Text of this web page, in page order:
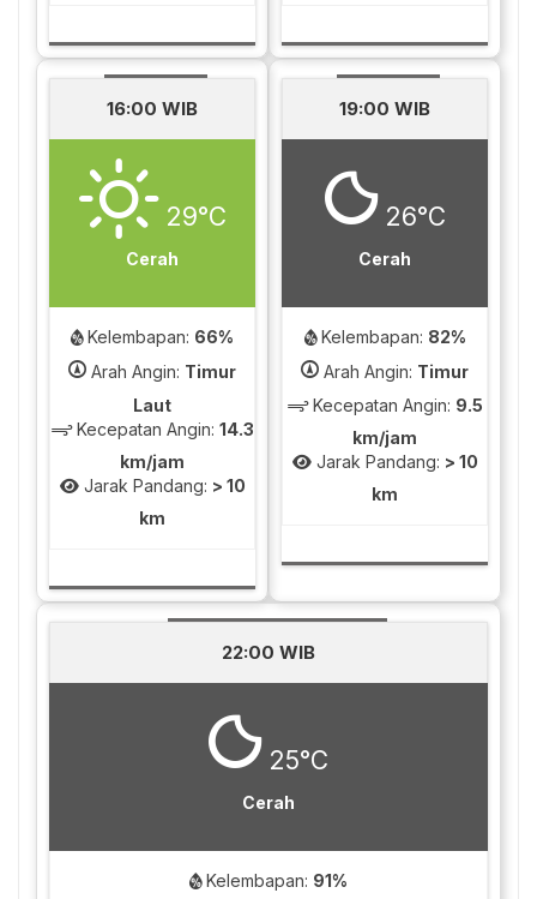
16:00 WIB
29°C
Cerah
Kelembapan: 66%
Arah Angin: Timur
Laut
Kecepatan Angin: 14.3
km/jam
Jarak Pandang: > 10
km
19:00 WIB
26°C
Cerah
Kelembapan: 82%
Arah Angin: Timur
Kecepatan Angin: 9.5
km/jam
Jarak Pandang: > 10
km
22:00 WIB
25°C
Cerah
Kelembapan: 91%